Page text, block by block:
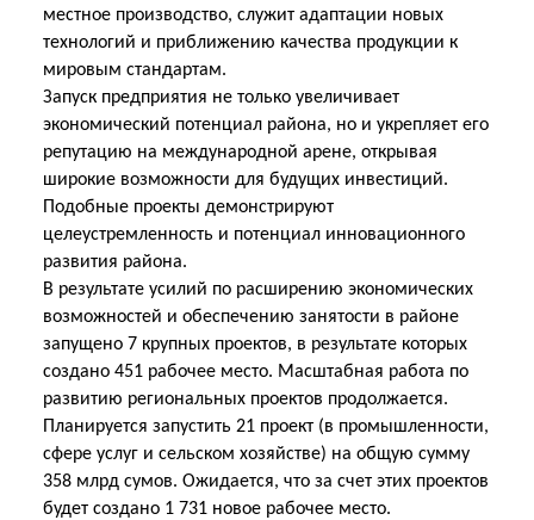
местное производство, служит адаптации новых
технологий и приближению качества продукции к
мировым стандартам.
Запуск предприятия не только увеличивает
экономический потенциал района, но и укрепляет его
репутацию на международной арене, открывая
широкие возможности для будущих инвестиций.
Подобные проекты демонстрируют
целеустремленность и потенциал инновационного
развития района.
В результате усилий по расширению экономических
возможностей и обеспечению занятости в районе
запущено 7 крупных проектов, в результате которых
создано 451 рабочее место. Масштабная работа по
развитию региональных проектов продолжается.
Планируется запустить 21 проект (в промышленности,
сфере услуг и сельском хозяйстве) на общую сумму
358 млрд сумов. Ожидается, что за счет этих проектов
будет создано 1 731 новое рабочее место.